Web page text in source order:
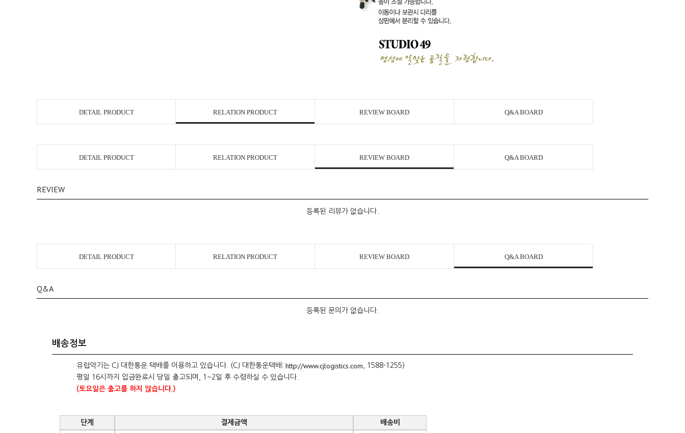
DETAIL PRODUCT RELATION PRODUCT REVIEW BOARD Q&A BOARD
DETAIL PRODUCT RELATION PRODUCT REVIEW BOARD Q&A BOARD
REVIEW
등록된 리뷰가 없습니다.
DETAIL PRODUCT RELATION PRODUCT REVIEW BOARD Q&A BOARD
Q&A
등록된 문의가 없습니다.
배송정보
. 유럽악기는 CJ 대한통운 택배를 이용하고 있습니다. (CJ 대한통운택배: http://www.cjlogistics.com , 1588-1255)
. 평일 16시까지 입금완료시 당일 출고되며, 1~2일 후 수령하실 수 있습니다.
(토요일은 출고를 하지 않습니다.)
단계 결제금액 배송비